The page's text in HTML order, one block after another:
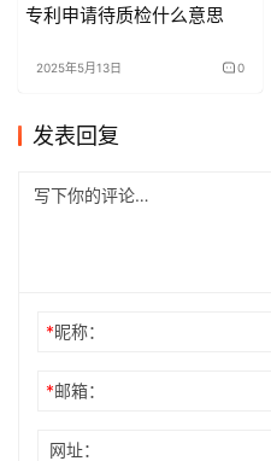
专利申请待质检什么意思
2025年5月13日 0
发表回复
*昵称：
*邮箱：
网址：